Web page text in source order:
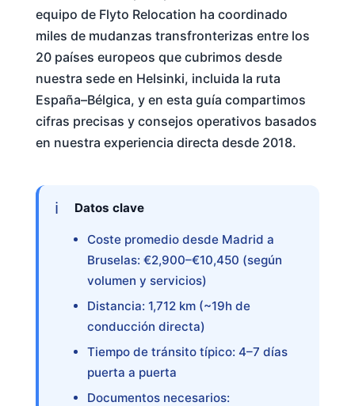
equipo de Flyto Relocation ha coordinado
miles de mudanzas transfronterizas entre los
20 países europeos que cubrimos desde
nuestra sede en Helsinki, incluida la ruta
España–Bélgica, y en esta guía compartimos
cifras precisas y consejos operativos basados
en nuestra experiencia directa desde 2018.
Datos clave
Coste promedio desde Madrid a
Bruselas: €2,900–€10,450 (según
volumen y servicios)
Distancia: 1,712 km (~19h de
conducción directa)
Tiempo de tránsito típico: 4–7 días
puerta a puerta
Documentos necesarios: